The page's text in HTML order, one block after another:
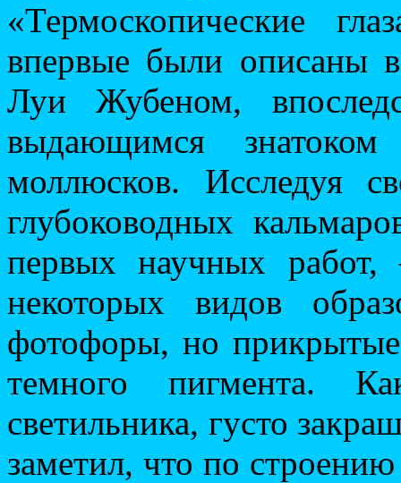
«Термоскопические
впервые были описаны
Луи Жубеном,
выдающимся знатоком
моллюсков. Исследуя
глубоководных
первых научных
некоторых видов
фотофоры, но
темного пигмента.
светильника, густо
заметил, что по